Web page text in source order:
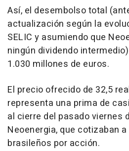
Así, el desembolso total
actualización según la
SELIC y asumiendo que
ningún dividendo
1.030 millones de euros.
El precio ofrecido de 32,5
representa una prima de
al cierre del pasado viernes
Neoenergia, que cotizaban
brasileños por acción.